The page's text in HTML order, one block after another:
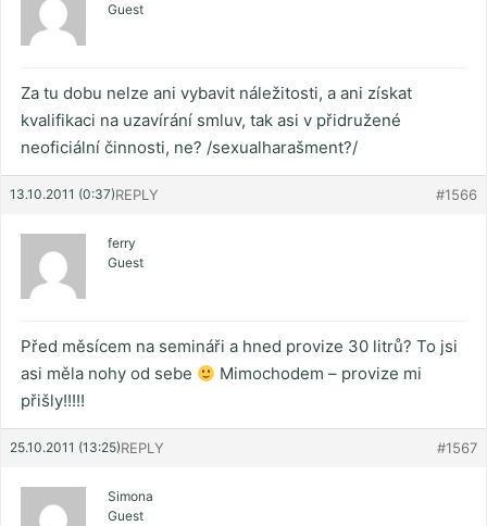
Guest
Za tu dobu nelze ani vybavit náležitosti, a ani získat
kvalifikaci na uzavírání smluv, tak asi v přidružené
neoficiální činnosti, ne? /sexualharašment?/
13.10.2011 (0:37) #1566
REPLY
ferry
Guest
Před měsícem na semináři a hned provize 30 litrů? To jsi
asi měla nohy od sebe
Mimochodem – provize mi
přišly!!!!!
25.10.2011 (13:25) #1567
REPLY
Simona
Guest